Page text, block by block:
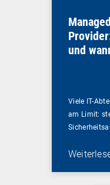
und
Viele IT-
am Limit: